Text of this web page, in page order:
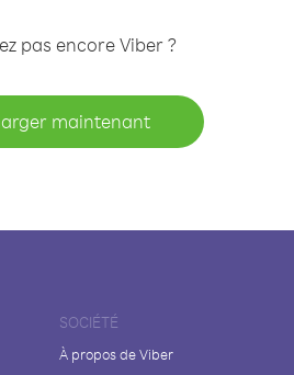
pas encore Viber ?
maintenant
SOCIÉTÉ
À propos de Viber